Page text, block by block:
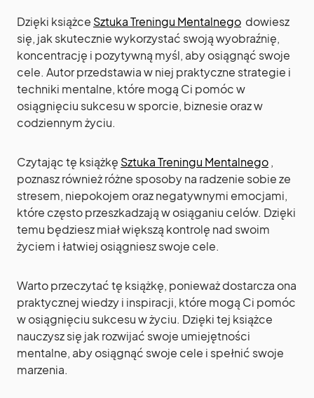
Dzięki książce Sztuka Treningu Mentalnego dowiesz
się, jak skutecznie wykorzystać swoją wyobraźnię,
koncentrację i pozytywną myśl, aby osiągnąć swoje
cele. Autor przedstawia w niej praktyczne strategie i
techniki mentalne, które mogą Ci pomóc w
osiągnięciu sukcesu w sporcie, biznesie oraz w
codziennym życiu.
Czytając tę książkę Sztuka Treningu Mentalnego ,
poznasz również różne sposoby na radzenie sobie ze
stresem, niepokojem oraz negatywnymi emocjami,
które często przeszkadzają w osiąganiu celów. Dzięki
temu będziesz miał większą kontrolę nad swoim
życiem i łatwiej osiągniesz swoje cele.
Warto przeczytać tę książkę, ponieważ dostarcza ona
praktycznej wiedzy i inspiracji, które mogą Ci pomóc
w osiągnięciu sukcesu w życiu. Dzięki tej książce
nauczysz się jak rozwijać swoje umiejętności
mentalne, aby osiągnąć swoje cele i spełnić swoje
marzenia.